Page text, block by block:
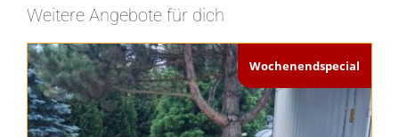
Weitere Angebote für dich
Wochenendspecial